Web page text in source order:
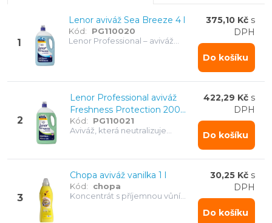
1
Lenor aviváž Sea Breeze 4 l
Kód:
PG110020
Lenor Professional – aviváž
svěžes. 200 dávek. Svěží mořská
375,10 Kč s
DPH
Do košíku
2
Lenor Professional aviváž
Freshness Protection 200
dávek, 4 L
Kód:
PG110021
Aviváž, která neutralizuje
v jednom. 200 dávek
422,29 Kč s
DPH
Do košíku
3
Chopa aviváž vanilka 1 l
Kód:
chopa
Koncentrát s příjemnou vůní
30,25 Kč s
DPH
Do košíku